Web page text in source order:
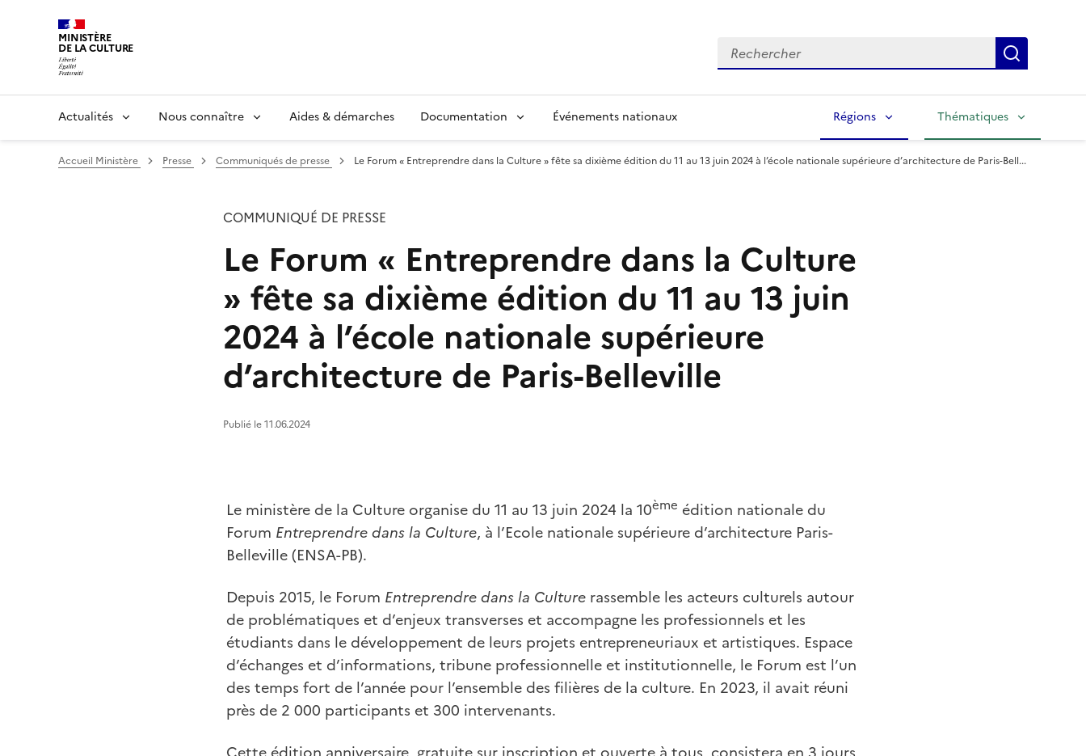
MINISTÈRE
DE LA CULTURE Rechercher
Actualités Nous connaître Aides & démarches Documentation Événements nationaux Régions Thématiques
Accueil Ministère Presse Communiqués de presse Le Forum « Entreprendre dans la Culture » fête sa dixième édition du 11 au 13 juin 2024 à l’école nationale supérieure d’architecture de Paris-Bell...
COMMUNIQUÉ DE PRESSE
Le Forum « Entreprendre dans la Culture
» fête sa dixième édition du 11 au 13 juin
2024 à l’école nationale supérieure
d’architecture de Paris-Belleville
Publié le 11.06.2024
Le ministère de la Culture organise du 11 au 13 juin 2024 la 10ème édition nationale du
Forum Entreprendre dans la Culture, à l’Ecole nationale supérieure d’architecture Paris-
Belleville (ENSA-PB).
Depuis 2015, le Forum Entreprendre dans la Culture rassemble les acteurs culturels autour
de problématiques et d’enjeux transverses et accompagne les professionnels et les
étudiants dans le développement de leurs projets entrepreneuriaux et artistiques. Espace
d’échanges et d’informations, tribune professionnelle et institutionnelle, le Forum est l’un
des temps fort de l’année pour l’ensemble des filières de la culture. En 2023, il avait réuni
près de 2 000 participants et 300 intervenants.